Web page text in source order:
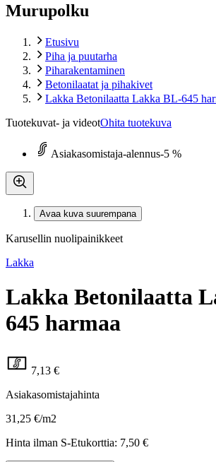
Murupolku
Etusivu
Piha ja puutarha
Piharakentaminen
Betonilaatat ja pihakivet
Lakka Betonilaatta Lakka BL-645
Tuotekuvat- ja videotOhita tuotekuva
Asiakasomistaja-alennus-5 %
Avaa kuva suurempana
Karusellin nuolipainikkeet
Lakka
Lakka Betonilaatta
645 harmaa
7,13 €
Asiakasomistajahinta
31,25 €/m2
Hinta ilman S-Etukorttia: 7,50 €